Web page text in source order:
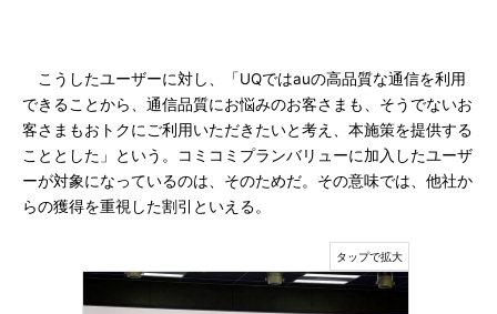
こうしたユーザーに対し、「UQではauの高品質な通信を利用
できることから、通信品質にお悩みのお客さまも、そうでないお
客さまもおトクにご利用いただきたいと考え、本施策を提供する
こととした」という。コミコミプランバリューに加入したユーザ
ーが対象になっているのは、そのためだ。その意味では、他社か
らの獲得を重視した割引といえる。